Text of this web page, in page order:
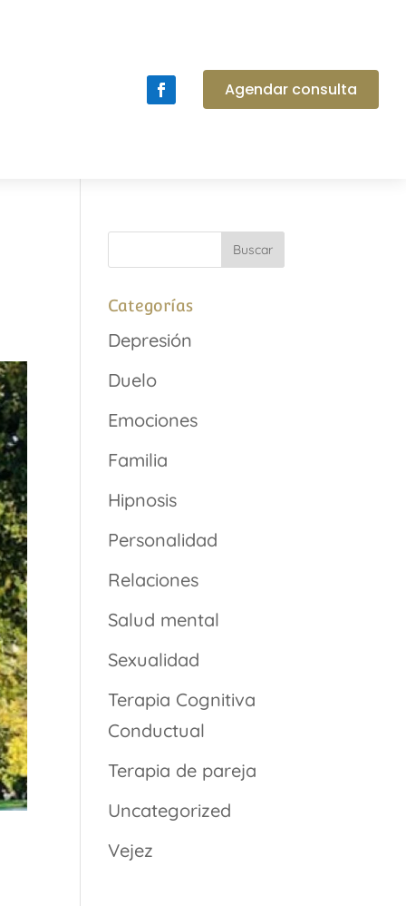
Agendar consulta
Categorías
Depresión
Duelo
Emociones
Familia
Hipnosis
Personalidad
Relaciones
Salud mental
Sexualidad
Terapia Cognitiva
Conductual
Terapia de pareja
Uncategorized
Vejez